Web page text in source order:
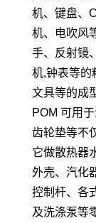
机、键盘、
机、电吹风
手、反射镜
机,钟表等的
文具等的成
POM 可用
齿轮垫等不
它做散热器
外壳、汽化
控制杆、各
及洗涤泵等